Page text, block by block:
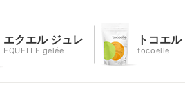
エクエル ジュレ
EQUELLE gelée
トコエル
tocoelle